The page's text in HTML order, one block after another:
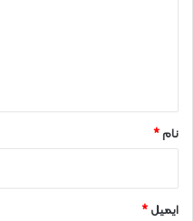
نام*
ایمیل*